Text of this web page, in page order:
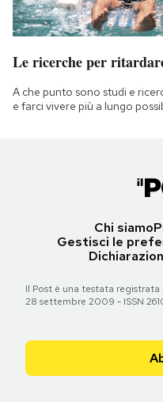
Le ricerche per
A che punto sono studi e
e farci vivere più a lungo
Chi siamo
Gestisci le
Il Post è una testata registrata
28 settembre 2009 - ISSN